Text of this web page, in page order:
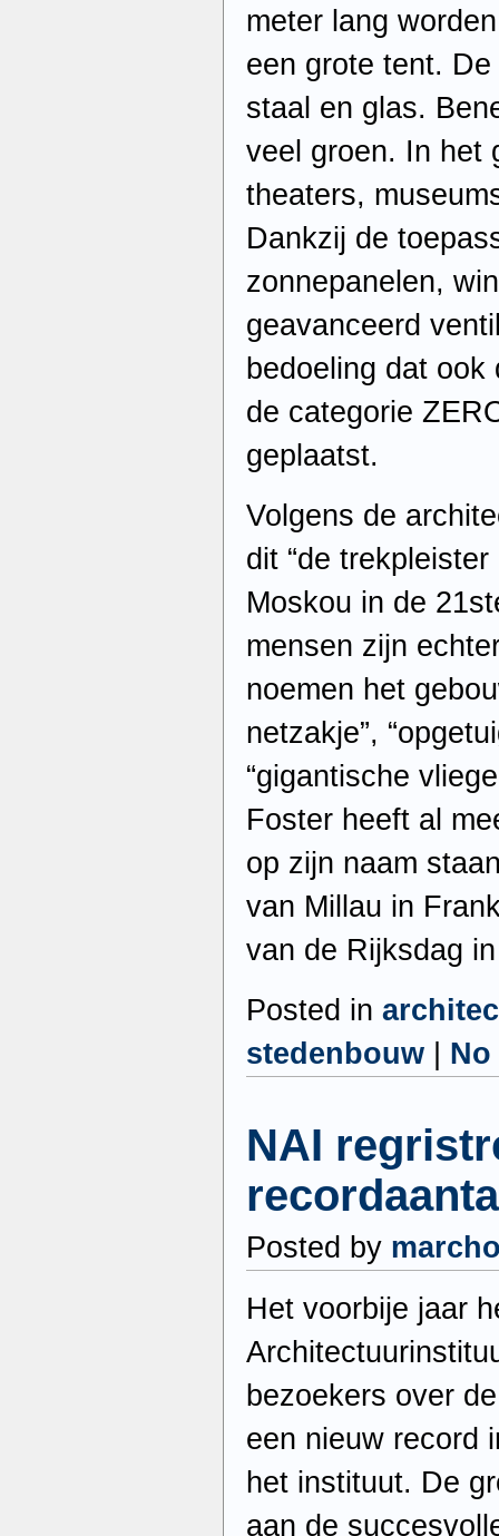
meter lang
een grote tent.
staal en glas.
veel groen. In het
theaters,
Dankzij de
zonnepanelen,
geavanceerd
bedoeling dat
de categorie
geplaatst.
Volgens de
dit “de
Moskou in de
mensen zijn
noemen het
netzakje”,
“gigantische
Foster heeft al
op zijn naam
van Millau in
van de Rijksdag
Posted in
stedenbouw
No
NAI
Posted by
Het voorbije jaar
bezoekers over
een nieuw record
het instituut. De
aan de